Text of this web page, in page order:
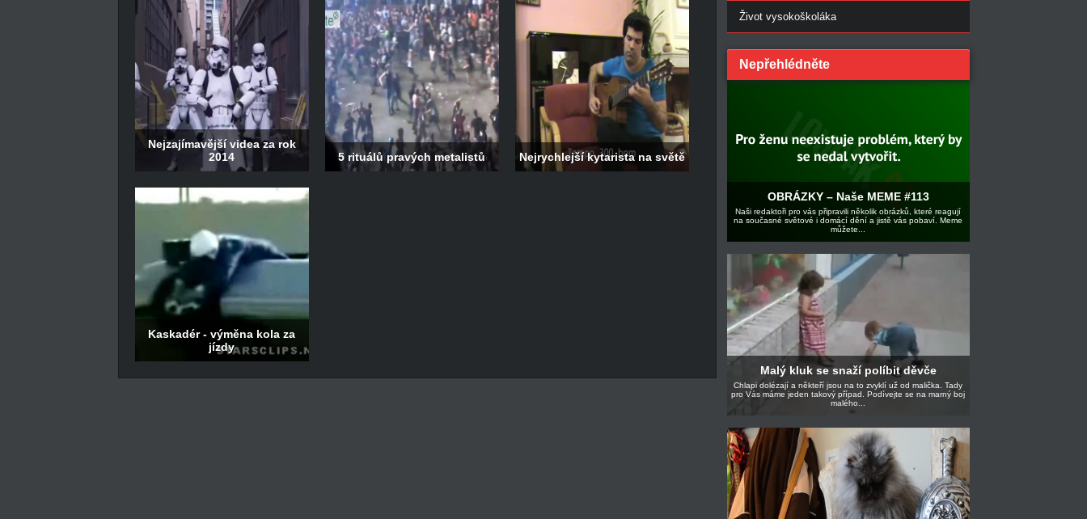
Nejzajímavější videa za rok
2014
5 rituálů pravých metalistů Nejrychlejší kytarista na světě
Kaskadér - výměna kola za
jízdy
Život vysokoškoláka
Nepřehlédněte
OBRÁZKY – Naše MEME #113
Naši redaktoři pro vás připravili několik obrázků, které reagují
na současné světové i domácí dění a jistě vás pobaví. Meme
můžete...
Malý kluk se snaží políbit děvče
Chlapi dolézají a někteří jsou na to zvyklí už od malička. Tady
pro Vás máme jeden takový případ. Podívejte se na marný boj
malého...